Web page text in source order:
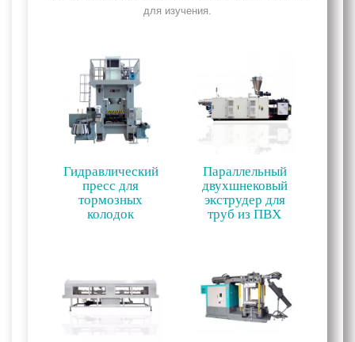
для изучения.
Гидравлический
пресс для
тормозных
колодок
Параллельный
двухшнековый
экструдер для
труб из ПВХ